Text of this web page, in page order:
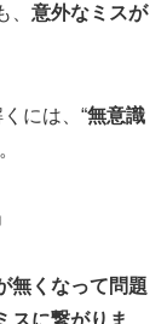
意外なミスが
には、“無意識
無くなって問題